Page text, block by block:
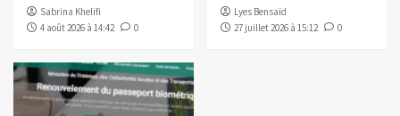
Sabrina Khelifi
4 août 2026 à 14:42
0
Lyes Bensaïd
27 juillet 2026 à 15:12
0